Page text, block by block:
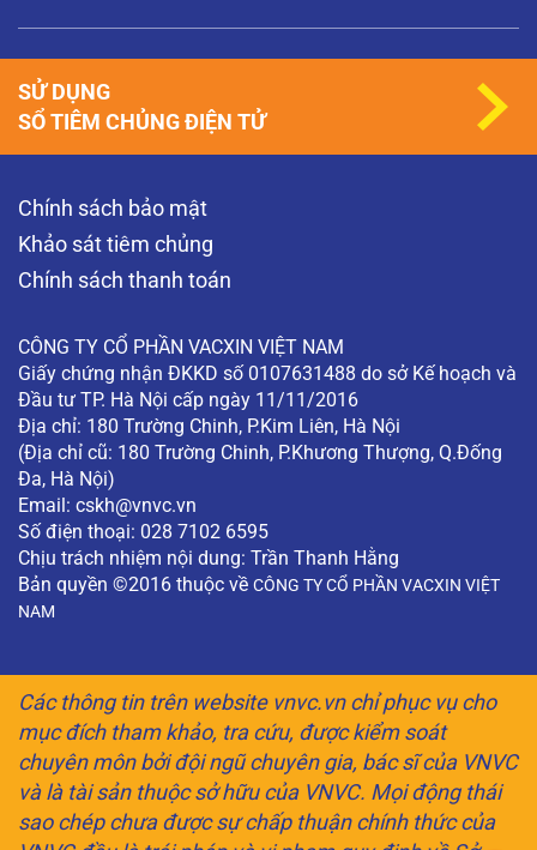
Chính sách bảo mật
Khảo sát tiêm chủng
Chính sách thanh toán
CÔNG TY CỔ PHẦN VACXIN VIỆT NAM
Giấy chứng nhận ĐKKD số 0107631488 do sở Kế hoạch và
Đầu tư TP. Hà Nội cấp ngày 11/11/2016
Địa chỉ: 180 Trường Chinh, P.Kim Liên, Hà Nội
(Địa chỉ cũ: 180 Trường Chinh, P.Khương Thượng, Q.Đống
Đa, Hà Nội)
Email: cskh@vnvc.vn
Số điện thoại: 028 7102 6595
Chịu trách nhiệm nội dung: Trần Thanh Hằng
Bản quyền ©2016 thuộc về CÔNG TY CỔ PHẦN VACXIN VIỆT
NAM
SỬ DỤNG
SỔ TIÊM CHỦNG ĐIỆN TỬ
Các thông tin trên website vnvc.vn chỉ phục vụ cho
mục đích tham khảo, tra cứu, được kiểm soát
chuyên môn bởi đội ngũ chuyên gia, bác sĩ của VNVC
và là tài sản thuộc sở hữu của VNVC. Mọi động thái
sao chép chưa được sự chấp thuận chính thức của